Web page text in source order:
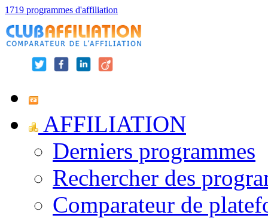
1719 programmes d'affiliation
AFFILIATION
Derniers programmes
Rechercher des
Comparateur de